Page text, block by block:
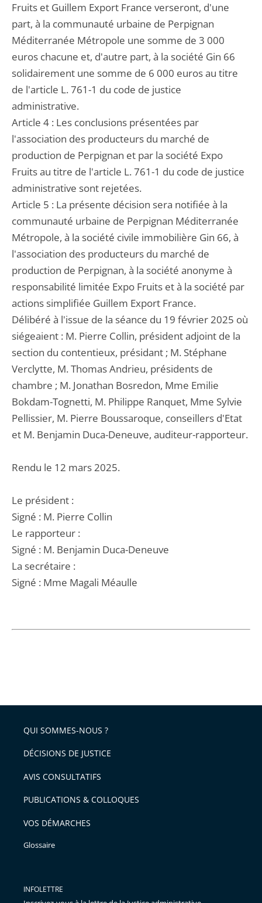
Fruits et Guillem Export France verseront, d'une
part, à la communauté urbaine de Perpignan
Méditerranée Métropole une somme de 3 000
euros chacune et, d'autre part, à la société Gin 66
solidairement une somme de 6 000 euros au titre
de l'article L. 761-1 du code de justice
administrative.
Article 4 : Les conclusions présentées par
l'association des producteurs du marché de
production de Perpignan et par la société Expo
Fruits au titre de l'article L. 761-1 du code de justice
administrative sont rejetées.
Article 5 : La présente décision sera notifiée à la
communauté urbaine de Perpignan Méditerranée
Métropole, à la société civile immobilière Gin 66, à
l'association des producteurs du marché de
production de Perpignan, à la société anonyme à
responsabilité limitée Expo Fruits et à la société par
actions simplifiée Guillem Export France.
Délibéré à l'issue de la séance du 19 février 2025 où
siégeaient : M. Pierre Collin, président adjoint de la
section du contentieux, présidant ; M. Stéphane
Verclytte, M. Thomas Andrieu, présidents de
chambre ; M. Jonathan Bosredon, Mme Emilie
Bokdam-Tognetti, M. Philippe Ranquet, Mme Sylvie
Pellissier, M. Pierre Boussaroque, conseillers d'Etat
et M. Benjamin Duca-Deneuve, auditeur-rapporteur.
Rendu le 12 mars 2025.
Le président :
Signé : M. Pierre Collin
Le rapporteur :
Signé : M. Benjamin Duca-Deneuve
La secrétaire :
Signé : Mme Magali Méaulle
QUI SOMMES-NOUS ?
DÉCISIONS DE JUSTICE
AVIS CONSULTATIFS
PUBLICATIONS & COLLOQUES
VOS DÉMARCHES
Glossaire
INFOLETTRE